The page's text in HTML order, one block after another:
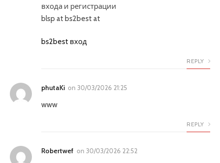
входа и регистрации
blsp at bs2best at
bs2best вход
REPLY
phutaKi on 30/03/2026 21:25
www
REPLY
Robertwef on 30/03/2026 22:52